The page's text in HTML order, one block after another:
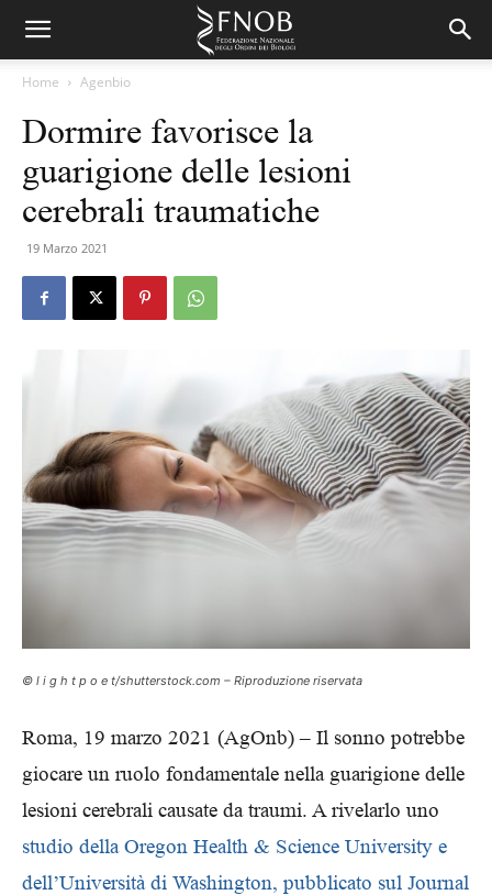
Home Agenbio
Dormire favorisce la
guarigione delle lesioni
cerebrali traumatiche
19 Marzo 2021
© l i g h t p o e t/shutterstock.com – Riproduzione riservata
Roma, 19 marzo 2021 (AgOnb) – Il sonno potrebbe
giocare un ruolo fondamentale nella guarigione delle
lesioni cerebrali causate da traumi. A rivelarlo uno
studio della Oregon Health & Science University e
dell’Università di Washington, pubblicato sul Journal